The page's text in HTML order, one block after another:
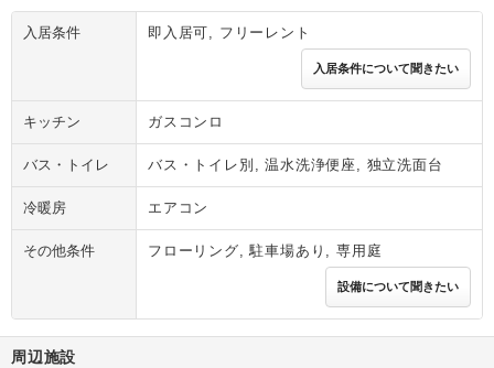
入居条件 即入居可, フリーレント
入居条件について聞きたい
キッチン ガスコンロ
バス・トイレ バス・トイレ別, 温水洗浄便座, 独立洗面台
冷暖房 エアコン
その他条件 フローリング, 駐車場あり, 専用庭
設備について聞きたい
周辺施設